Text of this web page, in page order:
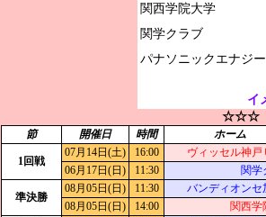
関西学院大学
関学クラブ
イ
☆☆☆
節 開催日 時間 ホーム
1回戦
07月14日(土) 16:00
ヴィッセル神戸
06月17日(日)
11:30 関学
準決勝
08月05日(日) 11:30
バンディオンセ
08月05日(日)
14:00
関西学